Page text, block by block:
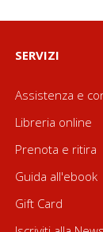
SERVIZI
Assistenza e
Libreria online
Prenota e ritira
Guida all'ebook
Gift Card